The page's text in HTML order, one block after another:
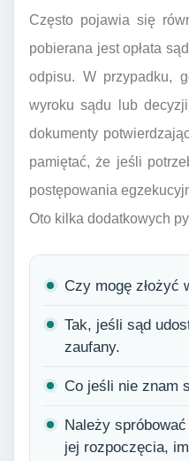
Często pojawia się
pobierana jest opłata
odpisu. W przypadku,
wyroku sądu lub
dokumenty
pamiętać, że jeśli
postępowania
Oto kilka dodatkowych
Czy mogę złożyć
Tak, jeśli sąd
zaufany.
Co jeśli nie znam
Należy
jej rozpoczęcia,